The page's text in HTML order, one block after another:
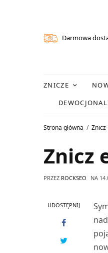
Darmowa
ZNICZE
Strona główna Znicz
Znicz
PRZEZ ROCKSEO NA
UDOSTĘPNIJ